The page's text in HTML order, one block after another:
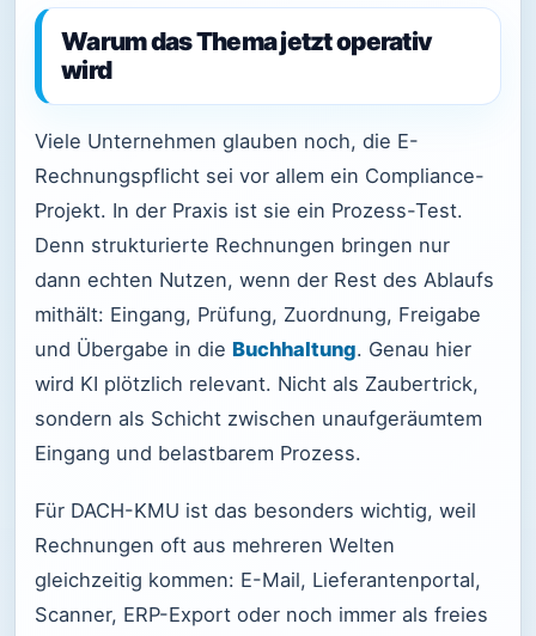
Warum das Thema jetzt operativ
wird
Viele Unternehmen glauben noch, die E-
Rechnungspflicht sei vor allem ein Compliance-
Projekt. In der Praxis ist sie ein Prozess-Test.
Denn strukturierte Rechnungen bringen nur
dann echten Nutzen, wenn der Rest des Ablaufs
mithält: Eingang, Prüfung, Zuordnung, Freigabe
und Übergabe in die Buchhaltung. Genau hier
wird KI plötzlich relevant. Nicht als Zaubertrick,
sondern als Schicht zwischen unaufgeräumtem
Eingang und belastbarem Prozess.
Für DACH-KMU ist das besonders wichtig, weil
Rechnungen oft aus mehreren Welten
gleichzeitig kommen: E-Mail, Lieferantenportal,
Scanner, ERP-Export oder noch immer als freies